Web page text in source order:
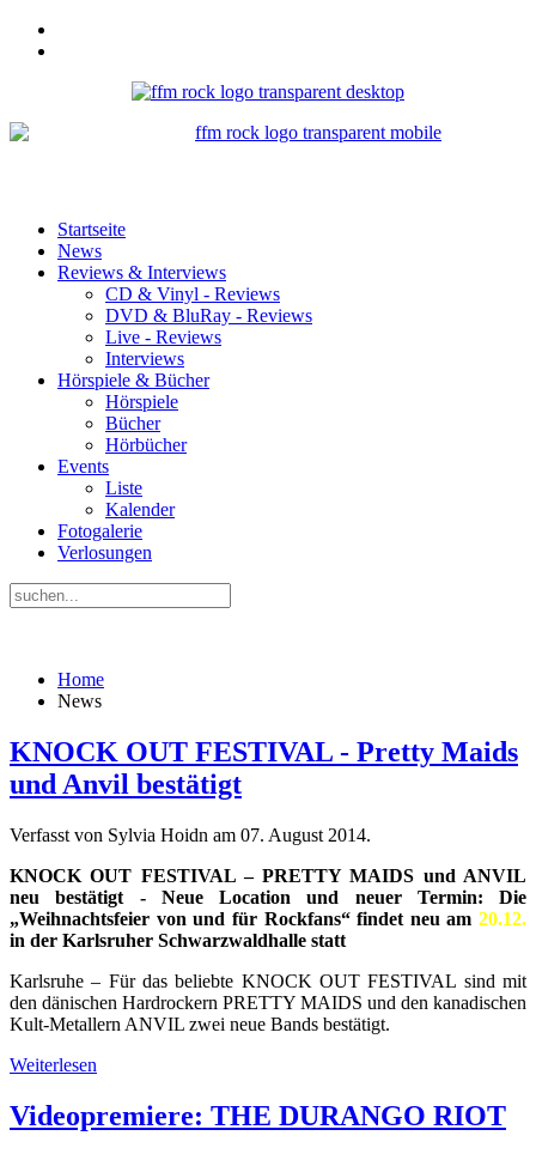
Startseite
News
Reviews & Interviews
CD & Vinyl - Reviews
DVD & BluRay - Reviews
Live - Reviews
Interviews
Hörspiele & Bücher
Hörspiele
Bücher
Hörbücher
Events
Liste
Kalender
Fotogalerie
Verlosungen
Home
News
KNOCK OUT FESTIVAL - Pretty Maids
und Anvil bestätigt
Verfasst von Sylvia Hoidn am 07. August 2014.
KNOCK OUT FESTIVAL – PRETTY MAIDS und ANVIL
neu bestätigt - Neue Location und neuer Termin: Die
„Weihnachtsfeier von und für Rockfans“ findet neu am 20.12.
in der Karlsruher Schwarzwaldhalle statt
Karlsruhe – Für das beliebte KNOCK OUT FESTIVAL sind mit
den dänischen Hardrockern PRETTY MAIDS und den kanadischen
Kult-Metallern ANVIL zwei neue Bands bestätigt.
Weiterlesen
Videopremiere: THE DURANGO RIOT